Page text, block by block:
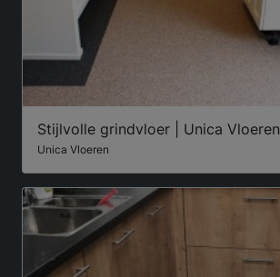
Stijlvolle grindvloer | Unica Vloeren
Unica Vloeren